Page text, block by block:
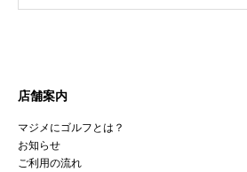
店舗案内
マジメにゴルフとは？
お知らせ
ご利用の流れ